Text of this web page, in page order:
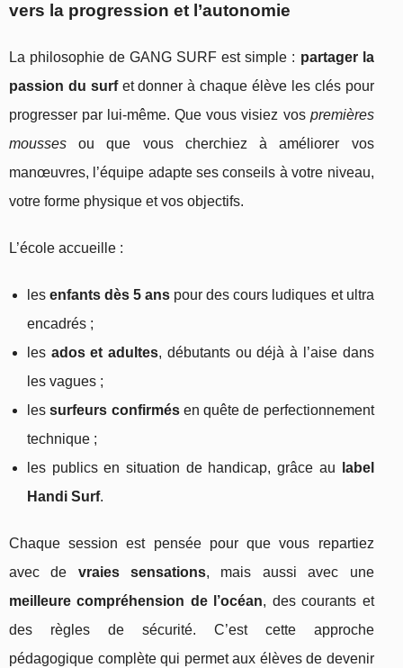
vers la progression et l’autonomie
La philosophie de GANG SURF est simple : partager la
passion du surfet donner à chaque élève les clés pour
progresser par lui‑même. Que vous visiez vos premières
mousses ou que vous cherchiez à améliorer vos
manœuvres, l’équipe adapte ses conseils à votre niveau,
votre forme physique et vos objectifs.
L’école accueille :
lesenfants dès 5 ans pour des cours ludiques et ultra
encadrés ;
les ados et adultes, débutants ou déjà à l’aise dans
les vagues ;
lessurfeurs confirmésen quête de perfectionnement
technique ;
les publics en situation de handicap, grâce au
label
Handi Surf.
Chaque session est pensée pour que vous repartiez
avec de vraies sensations, mais aussi avec une
meilleure compréhension de l’océan, des courants et
des règles de sécurité. C’est cette approche
pédagogique complète qui permet aux élèves de devenir